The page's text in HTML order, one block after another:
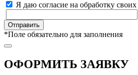
Я даю согласие на обработку своих
*Поле обязательно для заполнения
ОФОРМИТЬ ЗАЯВКУ